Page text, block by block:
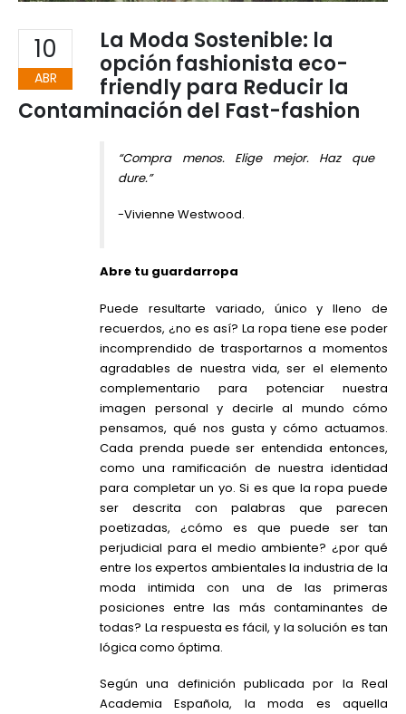
10
ABR
La Moda Sostenible: la
opción fashionista eco-
friendly para Reducir la
Contaminación del Fast-fashion
“Compra menos. Elige mejor. Haz que
dure.”
-Vivienne Westwood.
Abre tu guardarropa
Puede resultarte variado, único y lleno de
recuerdos, ¿no es así? La ropa tiene ese poder
incomprendido de trasportarnos a momentos
agradables de nuestra vida, ser el elemento
complementario para potenciar nuestra
imagen personal y decirle al mundo cómo
pensamos, qué nos gusta y cómo actuamos.
Cada prenda puede ser entendida entonces,
como una ramificación de nuestra identidad
para completar un yo. Si es que la ropa puede
ser descrita con palabras que parecen
poetizadas, ¿cómo es que puede ser tan
perjudicial para el medio ambiente? ¿por qué
entre los expertos ambientales la industria de la
moda intimida con una de las primeras
posiciones entre las más contaminantes de
todas? La respuesta es fácil, y la solución es tan
lógica como óptima.
Según una definición publicada por la Real
Academia Española, la moda es aquella